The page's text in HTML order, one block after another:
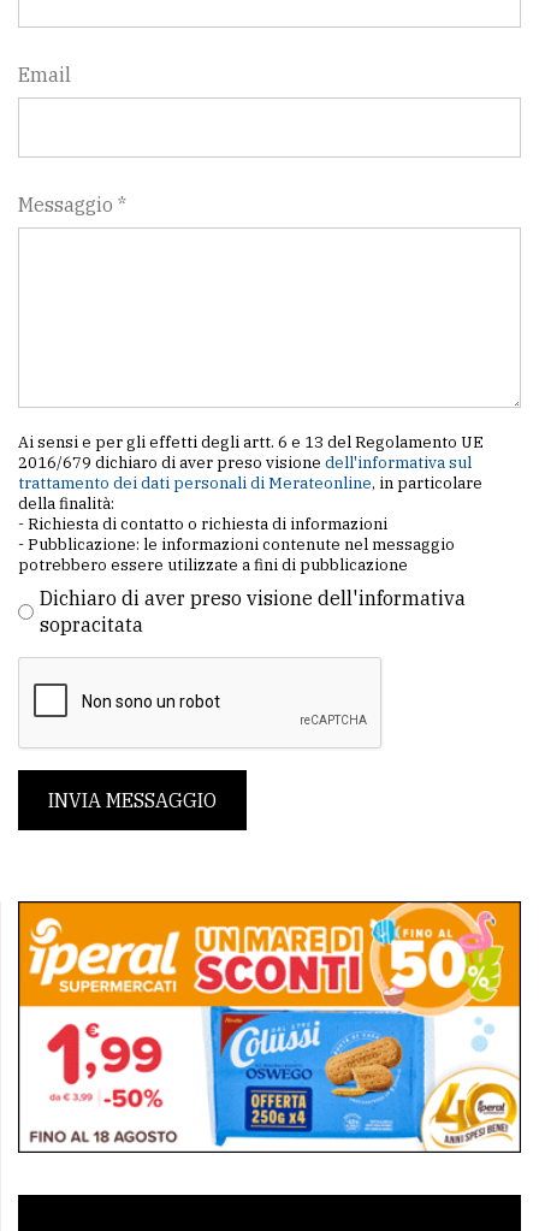
Email
Messaggio *
Ai sensi e per gli effetti degli artt. 6 e 13 del Regolamento UE
2016/679 dichiaro di aver preso visione dell'informativa sul
trattamento dei dati personali di Merateonline, in particolare
della finalità:
- Richiesta di contatto o richiesta di informazioni
- Pubblicazione: le informazioni contenute nel messaggio
potrebbero essere utilizzate a fini di pubblicazione
Dichiaro di aver preso visione dell'informativa
sopracitata
INVIA MESSAGGIO